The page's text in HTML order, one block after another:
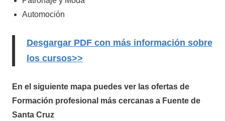
Automoción
Desgargar PDF con más información sobre
los cursos>>
En el siguiente mapa puedes ver las ofertas de
Formación profesional más cercanas a Fuente de
Santa Cruz